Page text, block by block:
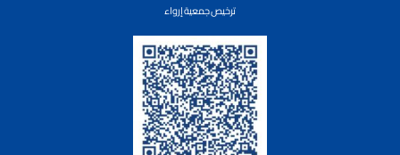
ترخيص جمعية إرواء